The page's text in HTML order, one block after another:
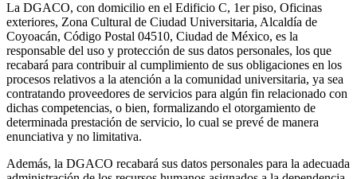
La DGACO, con domicilio en el Edificio C, 1er piso, Oficinas
exteriores, Zona Cultural de Ciudad Universitaria, Alcaldía de
Coyoacán, Código Postal 04510, Ciudad de México, es la
responsable del uso y protección de sus datos personales, los que
recabará para contribuir al cumplimiento de sus obligaciones en los
procesos relativos a la atención a la comunidad universitaria, ya sea
contratando proveedores de servicios para algún fin relacionado con
dichas competencias, o bien, formalizando el otorgamiento de
determinada prestación de servicio, lo cual se prevé de manera
enunciativa y no limitativa.
Además, la DGACO recabará sus datos personales para la adecuada